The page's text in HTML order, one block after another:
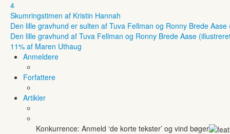
4
Skumringstimen af Kristin Hannah
Den lille gravhund er sulten af Tuva Fellman og Ronny Brede
Den lille gravhund af Tuva Fellman og Ronny Brede Aase
11% af Maren Uthaug
Anmeldere
Forfattere
Artikler
Konkurrence: Anmeld ‘de korte tekster’ og vind bøger